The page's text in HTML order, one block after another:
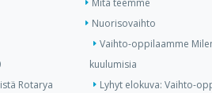
Rotarya
Nuorisovaihto
Vaihto-oppilaamme
kuulumisia
Lyhyt elokuva: Vaihto-